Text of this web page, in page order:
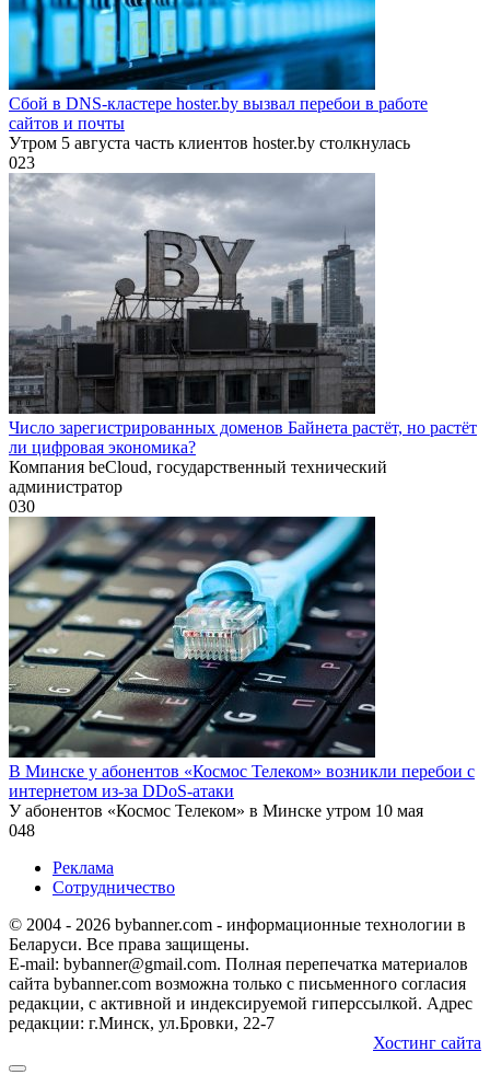
Сбой в DNS-кластере hoster.by вызвал перебои в работе
сайтов и почты
Утром 5 августа часть клиентов hoster.by столкнулась
023
Число зарегистрированных доменов Байнета растёт, но растёт
ли цифровая экономика?
Компания beCloud, государственный технический
администратор
030
В Минске у абонентов «Космос Телеком» возникли перебои с
интернетом из-за DDoS-атаки
У абонентов «Космос Телеком» в Минске утром 10 мая
048
Реклама
Сотрудничество
© 2004 - 2026 bybanner.com - информационные технологии в
Беларуси. Все права защищены.
E-mail: bybanner@gmail.com. Полная перепечатка материалов
сайта bybanner.com возможна только с письменного согласия
редакции, с активной и индексируемой гиперссылкой. Адрес
редакции: г.Минск, ул.Бровки, 22-7
Хостинг сайта